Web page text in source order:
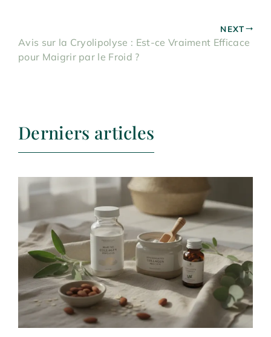
NEXT
Avis sur la Cryolipolyse : Est-ce Vraiment Efficace
pour Maigrir par le Froid ?
Derniers articles